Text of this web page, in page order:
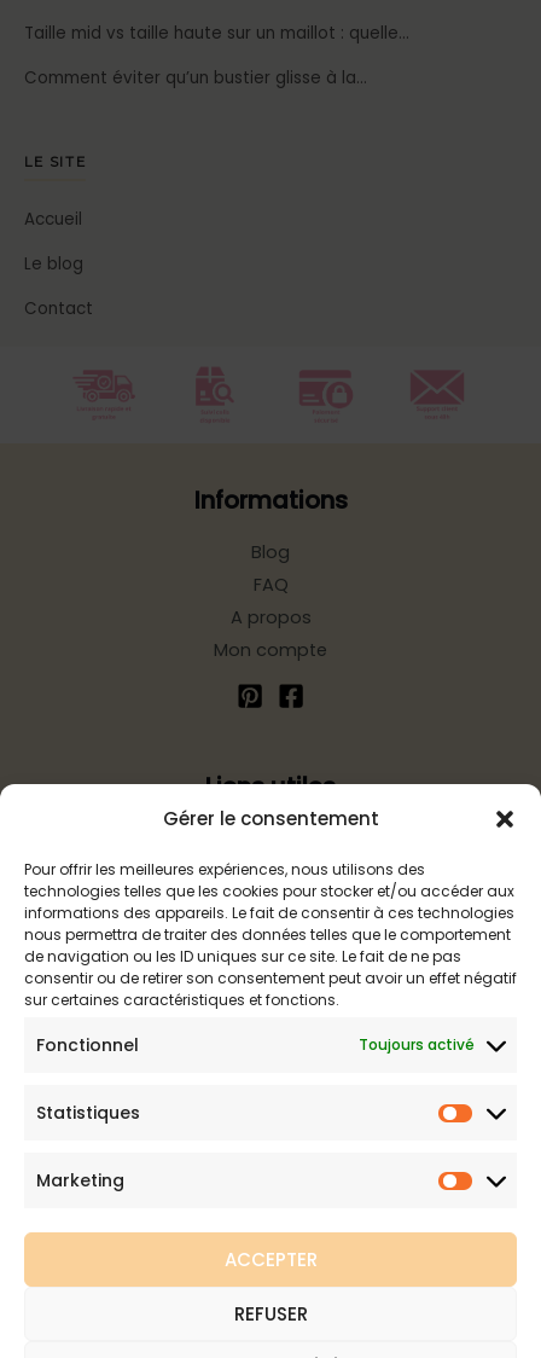
Gérer le consentement
Pour offrir les meilleures expériences, nous utilisons des
technologies telles que les cookies pour stocker et/ou accéder aux
informations des appareils. Le fait de consentir à ces technologies
nous permettra de traiter des données telles que le comportement
de navigation ou les ID uniques sur ce site. Le fait de ne pas
consentir ou de retirer son consentement peut avoir un effet négatif
sur certaines caractéristiques et fonctions.
Fonctionnel Toujours activé
Statistiques
Marketing
ACCEPTER
REFUSER
Taille mid vs taille haute sur un maillot : quelle…
Comment éviter qu’un bustier glisse à la…
LE SITE
Accueil
Le blog
Contact
Informations
Blog
FAQ
A propos
Mon compte
Liens utiles
Mentions légales
Politique de confidentialité
Politique de remboursements
Conditions générales de vente et d’utilisation
Boutique de maillots gainants
Maillot de bain gainant est votre boutique en ligne de
produits ou une demande sur votre commande, contactez-